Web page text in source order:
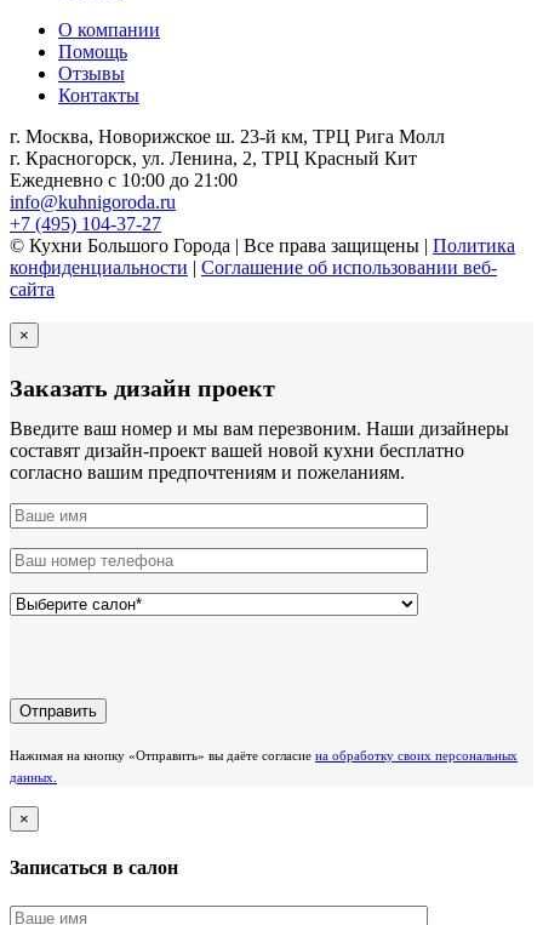
О компании
Помощь
Отзывы
Контакты
г. Москва, Новорижское ш. 23-й км, ТРЦ Рига Молл
г. Красногорск, ул. Ленина, 2, ТРЦ Красный Кит
Ежедневно с 10:00 до 21:00
info@kuhnigoroda.ru
+7 (495) 104-37-27
© Кухни Большого Города | Все права защищены | Политика
конфиденциальности | Соглашение об использовании веб-
сайта
×
Заказать дизайн проект
Введите ваш номер и мы вам перезвоним. Наши дизайнеры
составят дизайн-проект вашей новой кухни бесплатно
согласно вашим предпочтениям и пожеланиям.
Нажимая на кнопку «Отправить» вы даёте согласие на обработку своих персональных
данных.
×
Записаться в салон